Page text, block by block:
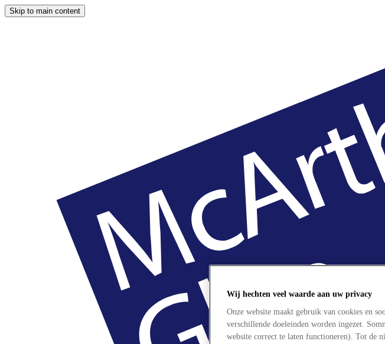
Skip to main content
Wij hechten veel waarde aan uw privacy
Onze website maakt gebruik van cookies en
verschillende doeleinden worden ingezet.
website correct te laten functioneren). Tot de